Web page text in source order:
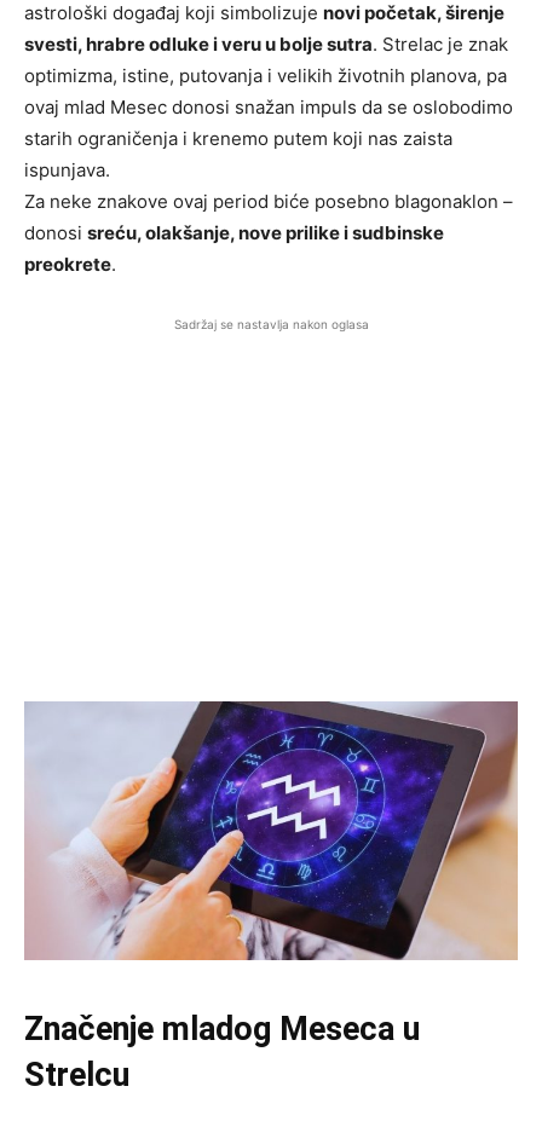
astrološki događaj koji simbolizuje novi početak, širenje
svesti, hrabre odluke i veru u bolje sutra. Strelac je znak
optimizma, istine, putovanja i velikih životnih planova, pa
ovaj mlad Mesec donosi snažan impuls da se oslobodimo
starih ograničenja i krenemo putem koji nas zaista
ispunjava.
Za neke znakove ovaj period biće posebno blagonaklon –
donosi sreću, olakšanje, nove prilike i sudbinske
preokrete.
Sadržaj se nastavlja nakon oglasa
Značenje mladog Meseca u
Strelcu